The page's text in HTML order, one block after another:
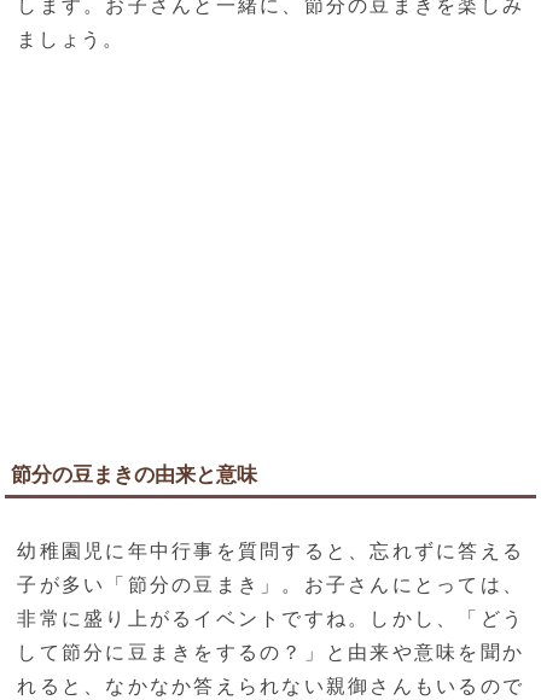
します。お子さんと一緒に、節分の豆まきを楽しみ
ましょう。
節分の豆まきの由来と意味
幼稚園児に年中行事を質問すると、忘れずに答える
子が多い「節分の豆まき」。お子さんにとっては、
非常に盛り上がるイベントですね。しかし、「どう
して節分に豆まきをするの？」と由来や意味を聞か
れると、なかなか答えられない親御さんもいるので